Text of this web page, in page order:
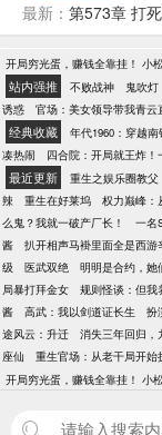
最新： 第573章 打
开局穷光蛋，赚钱全靠挂！ 小
站内强推 不败战神 鬼吹灯
诱惑
官场：美女领导带我青云
经典收藏 年代1960：穿越南
凑热闹
四合院：开局就王炸！
最近更新 重生之娱乐圈教父
辣
重生在好莱坞 权力巅峰：
么鬼？我就一破产厂长！
一名
酱
扒开相声马褂里面全是西游
级
医武双绝 明明是合约，她
局暴打拜金女
规则怪谈：但我
酱
高武：我以剑道证长生 扮
途风云：升迁
消失三年回归，
座仙
重生官场：从老干局开始
开局穷光蛋，赚钱全靠挂！ 小